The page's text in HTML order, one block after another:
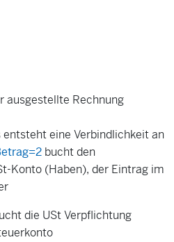
ausgestellte Rechnung
entsteht eine Verbindlichkeit an
bucht den
Konto (Haben), der Eintrag im
die USt Verpflichtung